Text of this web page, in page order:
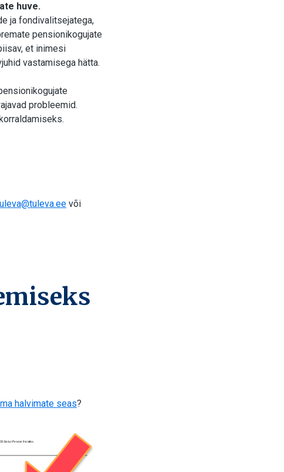
huve.
ja fondivalitsejatega,
pensionikogujate
et inimesi
vastamisega hätta.
probleemid.
või
halvimate seas?